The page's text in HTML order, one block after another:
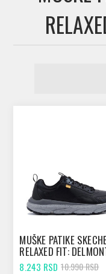
MUŠKE PATIKE
RELAXED FIT:
SPARDO BLACK
8.243 RSD 10.990 RSD